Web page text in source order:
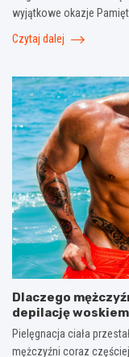
wyjątkowe okazje
Czytaj dalej
Dlaczego
depilację
Pielęgnacja ciała
mężczyźni coraz